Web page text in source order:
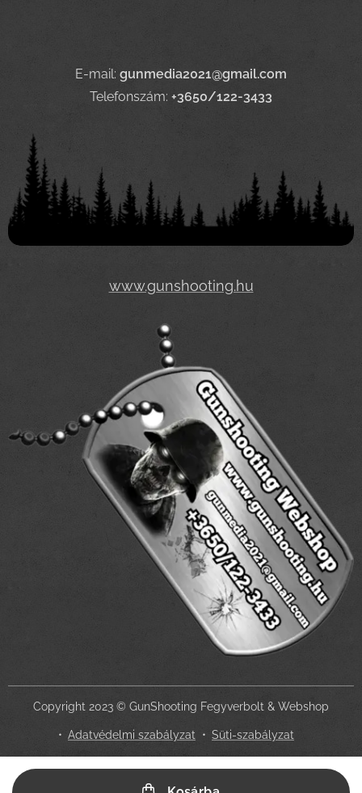
E-mail: gunmedia2021@gmail.com
Telefonszám: +3650/122-3433
www.gunshooting.hu
Copyright 2023 © GunShooting Fegyverbolt & Webshop
Adatvédelmi szabályzat Süti-szabályzat